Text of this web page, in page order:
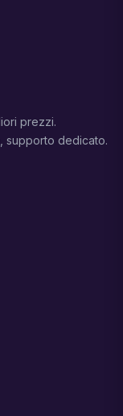
prezzi.
supporto dedicato.